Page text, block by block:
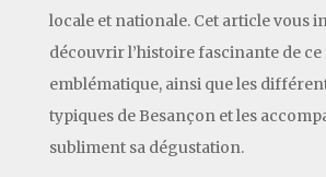
locale et nationale. Cet article vous
découvrir l’histoire fascinante de
emblématique, ainsi que les
typiques de Besançon et les
subliment sa dégustation.